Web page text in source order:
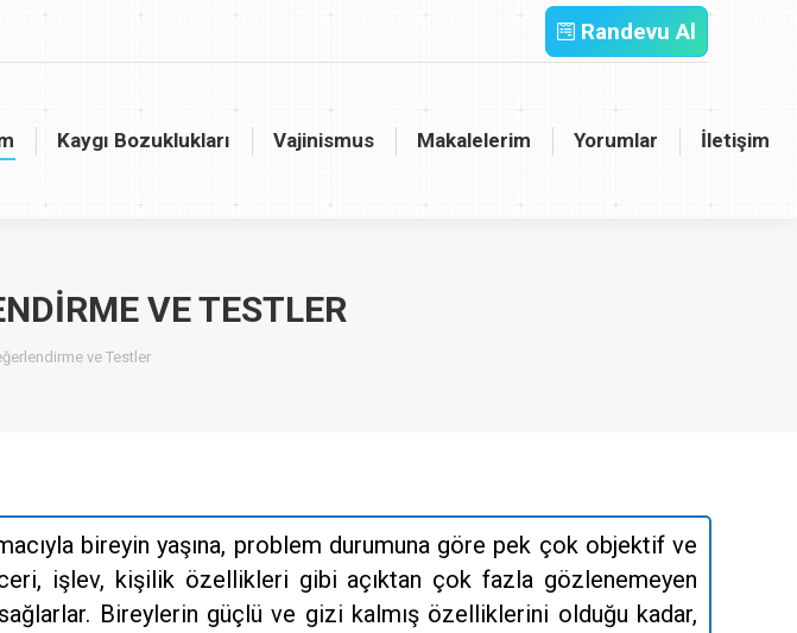
Randevu Al
Kaygı Bozuklukları Vajinismus Makalelerim Yorumlar İletişim
VE TESTLER
ve Testler
bireyin yaşına, problem durumuna göre pek çok objektif ve
işlev, kişilik özellikleri gibi açıktan çok fazla gözlenemeyen
Bireylerin güçlü ve gizi kalmış özelliklerini olduğu kadar,
Yorumlar İletişim